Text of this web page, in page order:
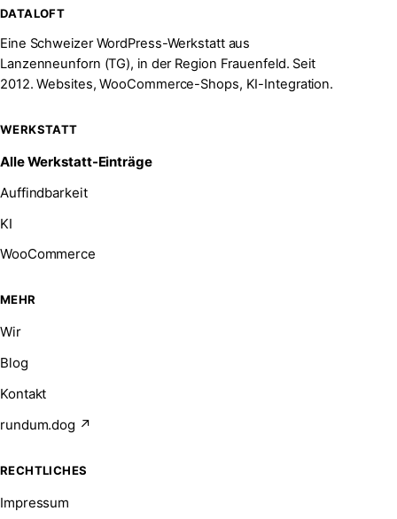
DATALOFT
Eine Schweizer WordPress-Werkstatt aus
Lanzenneunforn (TG), in der Region Frauenfeld. Seit
2012. Websites, WooCommerce-Shops, KI-Integration.
WERKSTATT
Alle Werkstatt-Einträge
Auffindbarkeit
KI
WooCommerce
MEHR
Wir
Blog
Kontakt
rundum.dog ↗
RECHTLICHES
Impressum